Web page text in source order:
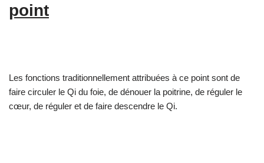
point
Les fonctions traditionnellement attribuées à ce point sont de
faire circuler le Qi du foie, de dénouer la poitrine, de réguler le
cœur, de réguler et de faire descendre le Qi.